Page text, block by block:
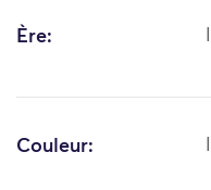
Ère:
Couleur: